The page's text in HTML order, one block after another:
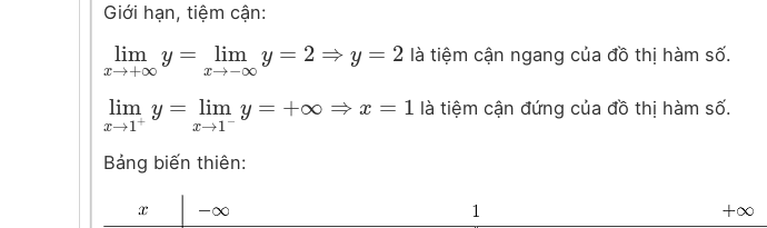
Giới hạn, tiệm cận:
lim
x→+∞
y = lim
x→−∞
y = 2 ⇒ y = 2
limx→ +∞y= limx→ −∞y =2 ⇒y =2 là tiệm cận ngang của đồ thị hàm số.
lim
x→1+
y = lim
x→1−
y = +∞ ⇒ x = 1
limx→1 +y limx →1 −y =+∞⇒x=1 là tiệm cận đứng của đồ thị hàm số.
Bảng biến thiên: